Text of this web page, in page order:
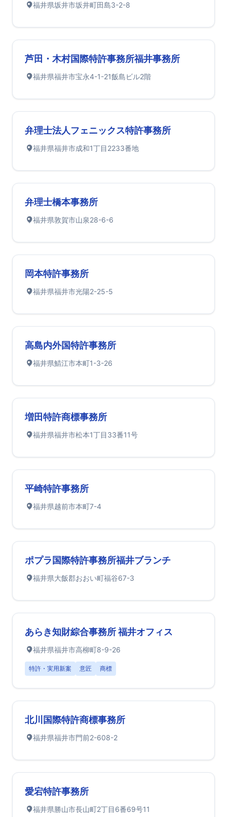
福井県坂井市坂井町田島3-2-8
芦田・木村国際特許事務所福井事務所
福井県福井市宝永4-1-21飯島ビル2階
弁理士法人フェニックス特許事務所
福井県福井市成和1丁目2233番地
弁理士橋本事務所
福井県敦賀市山泉28-6-6
岡本特許事務所
福井県福井市光陽2-25-5
高島内外国特許事務所
福井県鯖江市本町1-3-26
増田特許商標事務所
福井県福井市松本1丁目33番11号
平崎特許事務所
福井県越前市本町7-4
ポプラ国際特許事務所福井ブランチ
福井県大飯郡おおい町福谷67-3
あらき知財綜合事務所 福井オフィス
福井県福井市高柳町8-9-26
特許・実用新案 意匠 商標
北川国際特許商標事務所
福井県福井市門前2-608-2
愛宕特許事務所
福井県勝山市長山町2丁目6番69号11